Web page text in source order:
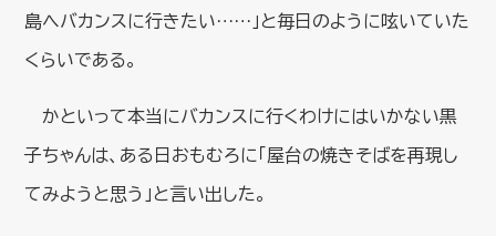
島へバカンスに行きたい……」と毎日のように呟いていた
くらいである。
かといって本当にバカンスに行くわけにはいかない黒
子ちゃんは、ある日おもむろに「屋台の焼きそばを再現し
てみようと思う」と言い出した。